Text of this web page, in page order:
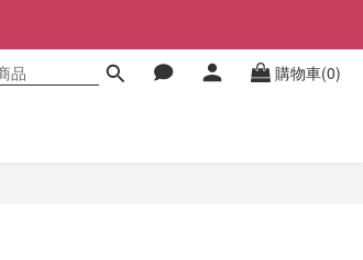
購物車(0)